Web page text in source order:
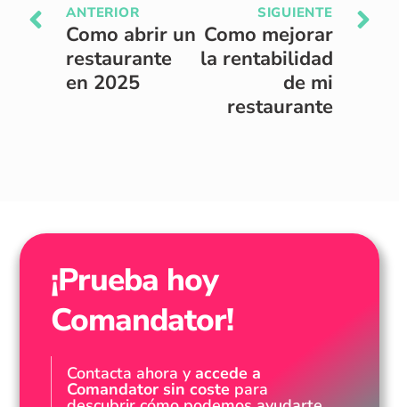
ANTERIOR
Como abrir un
restaurante
en 2025
SIGUIENTE
Como mejorar
la rentabilidad
de mi
restaurante
¡Prueba hoy
Comandator!
Contacta ahora yaccede a
Comandator sin coste para